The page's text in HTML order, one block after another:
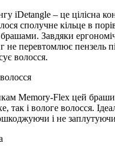
iDetangle – це цілісна
сполучне кільце в
Завдяки
не перевтомлює пензель
волосся.
Memory-Flex цей
так і вологе волосся.
і не